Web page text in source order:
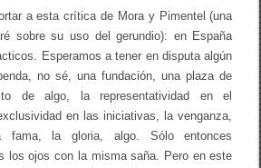
a esta crítica de Mora y Pimentel (una
sobre su uso del gerundio): en España
Esperamos a tener en disputa algún
no sé, una fundación, una plaza de
de algo, la representatividad en el
en las iniciativas, la venganza,
fama, la gloria, algo. Sólo entonces
los ojos con la misma saña. Pero en este